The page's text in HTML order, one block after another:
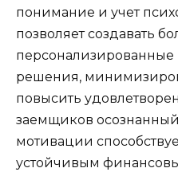
понимание и учет
позволяет создавать
решения,
повысить
заемщиков
мотивации
устойчивым